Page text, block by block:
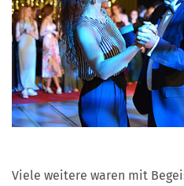
Viele weitere waren mit